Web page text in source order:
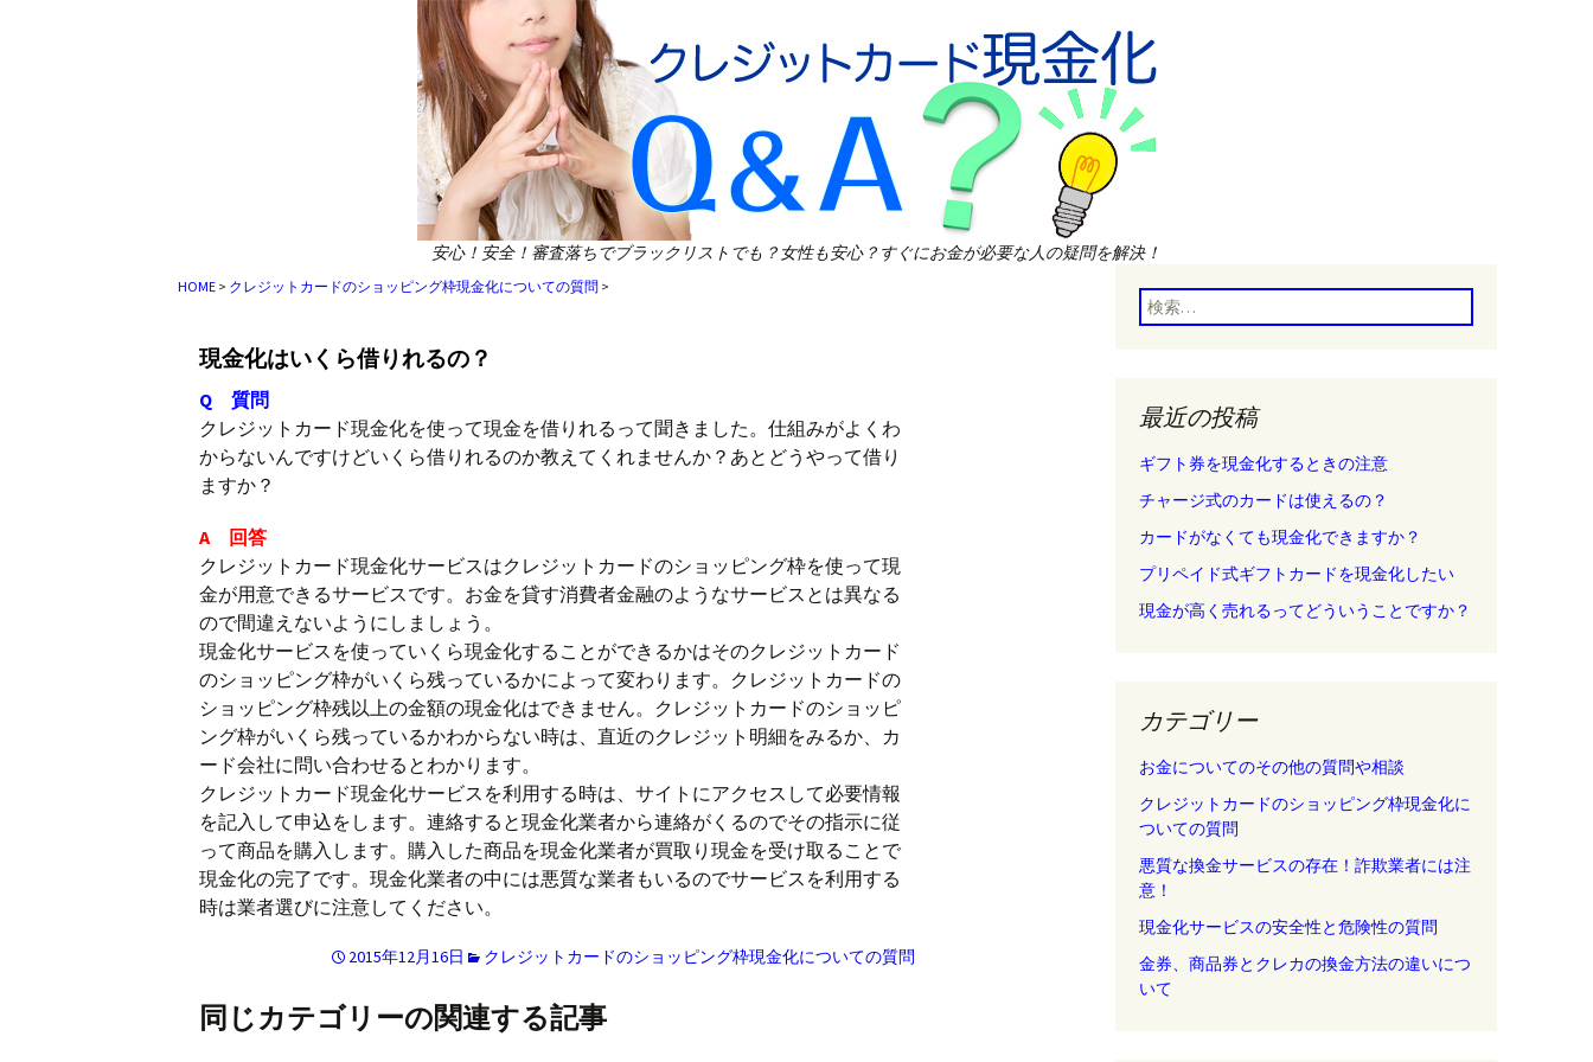
安心！安全！審査落ちでブラックリストでも？女性も安心？すぐにお金が必要な人の疑問を解決！
HOME > クレジットカードのショッピング枠現金化についての質問 >
現金化はいくら借りれるの？
Q 質問
クレジットカード現金化を使って現金を借りれるって聞きました。仕組みがよくわ
からないんですけどいくら借りれるのか教えてくれませんか？あとどうやって借り
ますか？
A 回答
クレジットカード現金化サービスはクレジットカードのショッピング枠を使って現
金が用意できるサービスです。お金を貸す消費者金融のようなサービスとは異なる
ので間違えないようにしましょう。
現金化サービスを使っていくら現金化することができるかはそのクレジットカード
のショッピング枠がいくら残っているかによって変わります。クレジットカードの
ショッピング枠残以上の金額の現金化はできません。クレジットカードのショッピ
ング枠がいくら残っているかわからない時は、直近のクレジット明細をみるか、カ
ード会社に問い合わせるとわかります。
クレジットカード現金化サービスを利用する時は、サイトにアクセスして必要情報
を記入して申込をします。連絡すると現金化業者から連絡がくるのでその指示に従
って商品を購入します。購入した商品を現金化業者が買取り現金を受け取ることで
現金化の完了です。現金化業者の中には悪質な業者もいるのでサービスを利用する
時は業者選びに注意してください。
2015年12月16日 クレジットカードのショッピング枠現金化についての質問
同じカテゴリーの関連する記事
検
索:
最近の投稿
ギフト券を現金化するときの注意
チャージ式のカードは使えるの？
カードがなくても現金化できますか？
プリペイド式ギフトカードを現金化したい
現金が高く売れるってどういうことですか？
カテゴリー
お金についてのその他の質問や相談
クレジットカードのショッピング枠現金化に
ついての質問
悪質な換金サービスの存在！詐欺業者には注
意！
現金化サービスの安全性と危険性の質問
金券、商品券とクレカの換金方法の違いにつ
いて